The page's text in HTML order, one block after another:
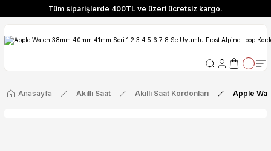
Tüm siparişlerde 400TL ve üzeri ücretsiz kargo.
Özel! YENI10 koduyla 400 TL ve üzeri alışverişlerinizde %10 indirim
Tüm siparişlerde 400TL ve üzeri ücretsiz kargo.
Özel! YENI10 koduyla 400 TL ve üzeri alışverişlerinizde %10 indirim
Anasayfa Akıllı Saat Akıllı Saat Kordonları Apple